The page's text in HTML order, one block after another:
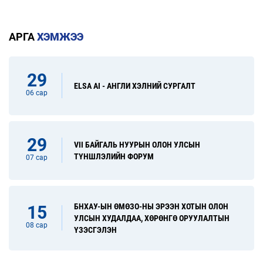
АРГАХЭМЖЭЭ
29
06 сар
ELSA AI - АНГЛИ ХЭЛНИЙ СУРГАЛТ
29
07 сар
VII БАЙГАЛЬ НУУРЫН ОЛОН УЛСЫН
ТҮНШЛЭЛИЙН ФОРУМ
15
08 сар
БНХАУ-ЫН ӨМӨЗО-НЫ ЭРЭЭН ХОТЫН ОЛОН
УЛСЫН ХУДАЛДАА, ХӨРӨНГӨ ОРУУЛАЛТЫН
ҮЗЭСГЭЛЭН